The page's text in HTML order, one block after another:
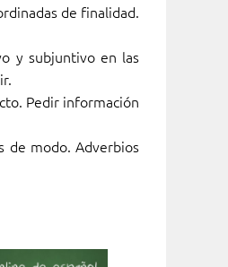
de finalidad.
y subjuntivo en las
Pedir información
de modo. Adverbios